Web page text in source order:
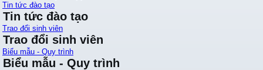
Tin tức đào tạo
Tin tức đào tạo
Trao đổi sinh viên
Trao đổi sinh viên
Biểu mẫu - Quy trình
Biểu mẫu - Quy trình